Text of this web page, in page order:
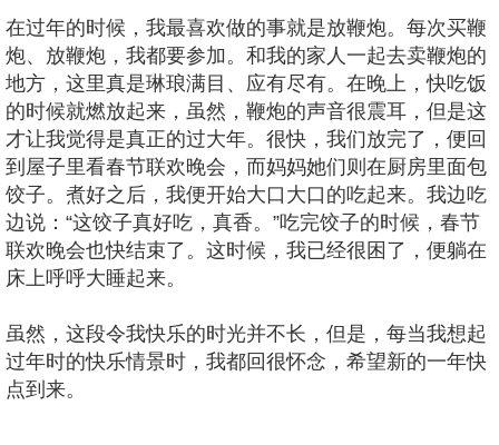
在过年的时候，我最喜欢做的事就是放鞭炮。每次买鞭
炮、放鞭炮，我都要参加。和我的家人一起去卖鞭炮的
地方，这里真是琳琅满目、应有尽有。在晚上，快吃饭
的时候就燃放起来，虽然，鞭炮的声音很震耳，但是这
才让我觉得是真正的过大年。很快，我们放完了，便回
到屋子里看春节联欢晚会，而妈妈她们则在厨房里面包
饺子。煮好之后，我便开始大口大口的吃起来。我边吃
边说：“这饺子真好吃，真香。”吃完饺子的时候，春节
联欢晚会也快结束了。这时候，我已经很困了，便躺在
床上呼呼大睡起来。
虽然，这段令我快乐的时光并不长，但是，每当我想起
过年时的快乐情景时，我都回很怀念，希望新的一年快
点到来。